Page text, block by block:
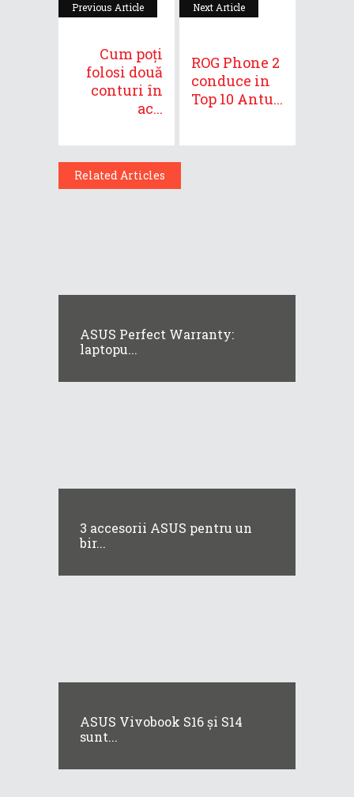
Previous Article
Cum poți
folosi două
conturi în
ac...
Next Article
ROG Phone 2
conduce in
Top 10 Antu...
Related Articles
ASUS Perfect Warranty:
laptopu...
3 accesorii ASUS pentru un
bir...
ASUS Vivobook S16 și S14
sunt...